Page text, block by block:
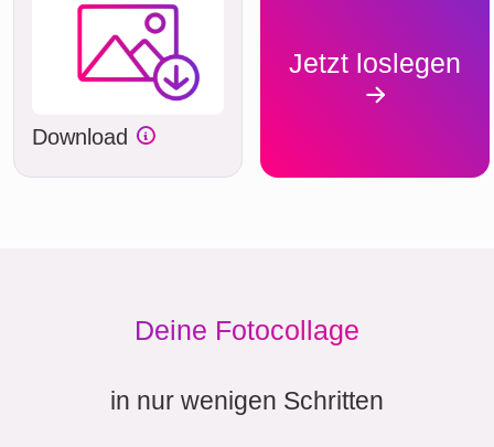
Download
Jetzt loslegen
Deine Fotocollage
in nur wenigen Schritten